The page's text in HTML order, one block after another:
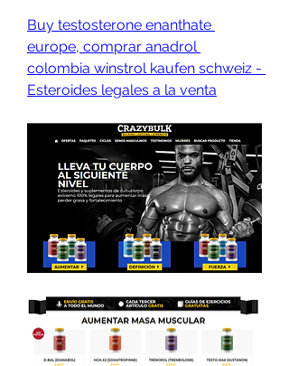
Buy testosterone enanthate
europe, comprar anadrol
colombia winstrol kaufen schweiz -
Esteroides legales a la venta